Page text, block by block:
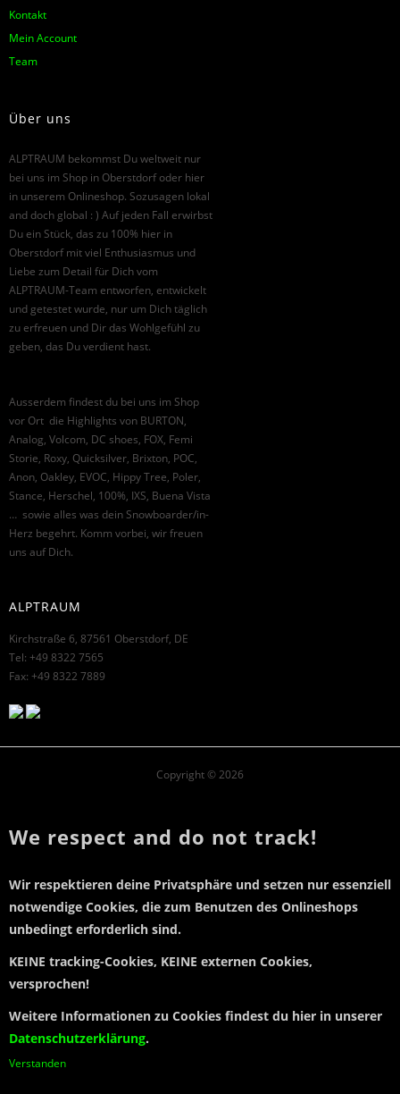
Kontakt
Mein Account
Team
Über uns
ALPTRAUM bekommst Du weltweit nur
bei uns im Shop in Oberstdorf oder hier
in unserem Onlineshop. Sozusagen lokal
and doch global : ) Auf jeden Fall erwirbst
Du ein Stück, das zu 100% hier in
Oberstdorf mit viel Enthusiasmus und
Liebe zum Detail für Dich vom
ALPTRAUM-Team entworfen, entwickelt
und getestet wurde, nur um Dich täglich
zu erfreuen und Dir das Wohlgefühl zu
geben, das Du verdient hast.
Ausserdem findest du bei uns im Shop
vor Ort die Highlights von BURTON,
Analog, Volcom, DC shoes, FOX, Femi
Storie, Roxy, Quicksilver, Brixton, POC,
Anon, Oakley, EVOC, Hippy Tree, Poler,
Stance, Herschel, 100%, IXS, Buena Vista
… sowie alles was dein Snowboarder/in-
Herz begehrt. Komm vorbei, wir freuen
uns auf Dich.
ALPTRAUM
Kirchstraße 6, 87561 Oberstdorf, DE
Tel: +49 8322 7565
Fax: +49 8322 7889
Copyright © 2026
We respect and do not track!
Wir respektieren deine Privatsphäre und setzen nur essenziell
notwendige Cookies, die zum Benutzen des Onlineshops
unbedingt erforderlich sind.
KEINE tracking-Cookies, KEINE externen Cookies,
versprochen!
Weitere Informationen zu Cookies findest du hier in unserer
Datenschutzerklärung.
Verstanden